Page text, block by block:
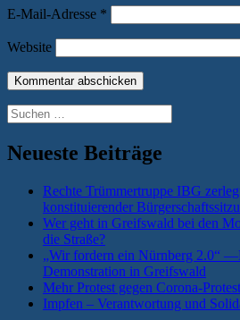
E-Mail-Adresse *
Website
Suchen
nach:
Neueste Beiträge
Rechte Trümmertruppe IBG
konstituierender
Wer geht in Greifswald bei den
die Straße?
„Wir fordern ein Nürnberg 2.0“
Demonstration in Greifswald
Mehr Protest gegen Corona-
Impfen – Verantwortung und